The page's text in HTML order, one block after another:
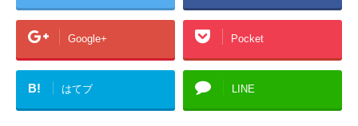
Google+ Pocket
B! はてブ LINE